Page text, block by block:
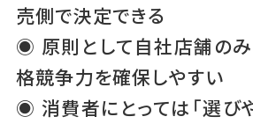
売側で決定できる
◉ 原則として自社店舗のみ
格競争力を確保しやすい
◉ 消費者にとっては「選び